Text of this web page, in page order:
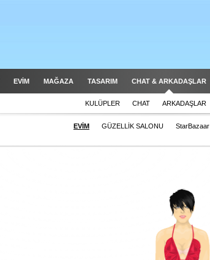
EVİM MAĞAZA TASARIM CHAT & ARKADAŞLAR
KULÜPLER CHAT ARKADAŞLAR
EVİM GÜZELLİK SALONU StarBazaar